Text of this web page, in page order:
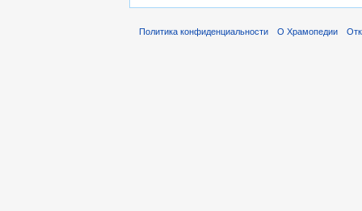
Политика конфиденциальности О Храмопедии